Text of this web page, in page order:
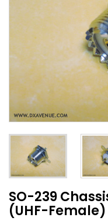
SO-239
(UHF-Female)